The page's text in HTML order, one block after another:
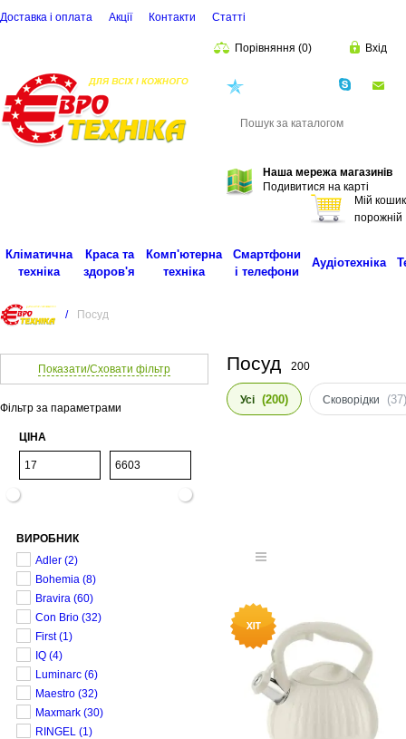
Доставка і оплата Акції Контакти Статті
Порівняння (0) Вхід
Наша мережа магазинів
Подивитися на карті
Мій кошик
порожній
Кліматична
техніка
Краса та
здоров'я
Комп'ютерна
техніка
Смартфони
і телефони
Аудіотехніка
/ Посуд
Показати/Сховати фільтр
Фільтр за параметрами
ЦІНА
ВИРОБНИК
Adler (2)
Bohemia (8)
Bravira (60)
Con Brio (32)
First (1)
IQ (4)
Luminarc (6)
Maestro (32)
Maxmark (30)
RINGEL (1)
Посуд 200
Усі (200) Сковорідки (37)